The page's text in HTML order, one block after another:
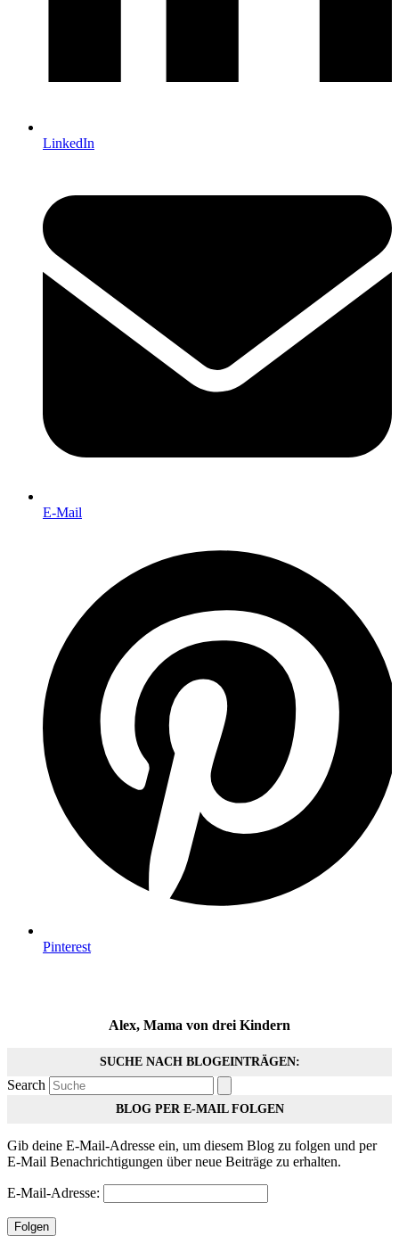
LinkedIn
E-Mail
Pinterest
Alex, Mama von drei Kindern
SUCHE NACH BLOGEINTRÄGEN:
Search
BLOG PER E-MAIL FOLGEN
Gib deine E-Mail-Adresse ein, um diesem Blog zu folgen und per
E-Mail Benachrichtigungen über neue Beiträge zu erhalten.
E-Mail-Adresse:
Folgen